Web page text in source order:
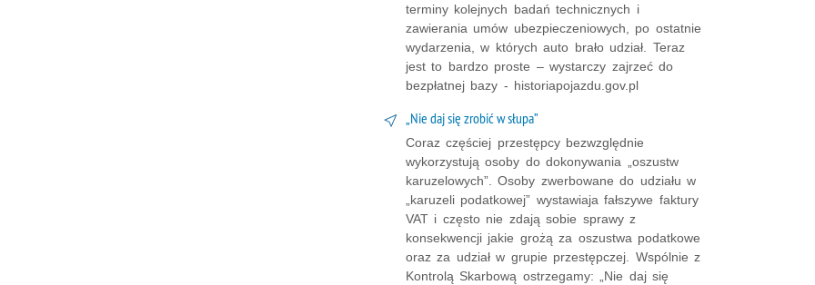
terminy kolejnych badań technicznych i
zawierania umów ubezpieczeniowych, po ostatnie
wydarzenia, w których auto brało udział. Teraz
jest to bardzo proste – wystarczy zajrzeć do
bezpłatnej bazy - historiapojazdu.gov.pl
„Nie daj się zrobić w słupa”
Coraz częściej przestępcy bezwzględnie
wykorzystują osoby do dokonywania „oszustw
karuzelowych”. Osoby zwerbowane do udziału w
„karuzeli podatkowej” wystawiaja fałszywe faktury
VAT i często nie zdają sobie sprawy z
konsekwencji jakie grożą za oszustwa podatkowe
oraz za udział w grupie przestępczej. Wspólnie z
Kontrolą Skarbową ostrzegamy: „Nie daj się